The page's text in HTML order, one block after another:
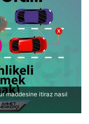
maddesine itiraz nasıl